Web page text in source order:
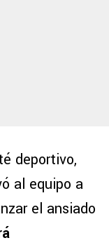
deportivo,
al equipo a
el ansiado